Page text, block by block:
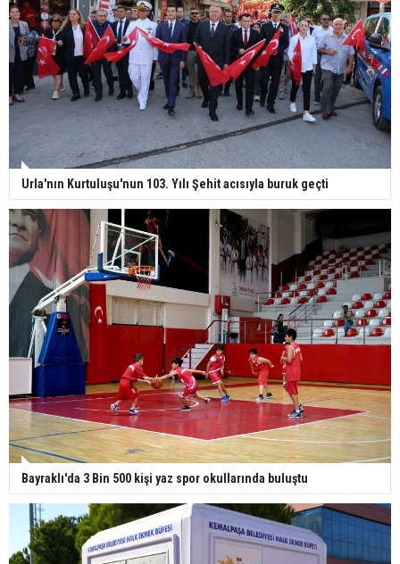
Urla'nın Kurtuluşu'nun 103. Yılı Şehit acısıyla buruk geçti
Bayraklı'da 3 Bin 500 kişi yaz spor okullarında buluştu